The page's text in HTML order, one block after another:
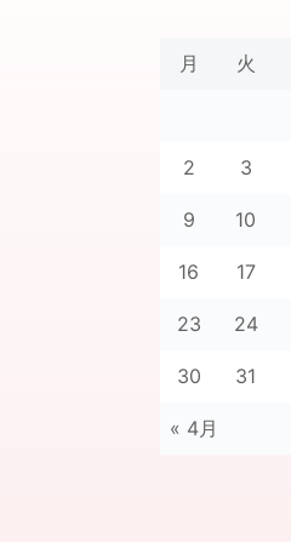
月 火
« 4月
2 3
9 10
16 17
23 24
30 31